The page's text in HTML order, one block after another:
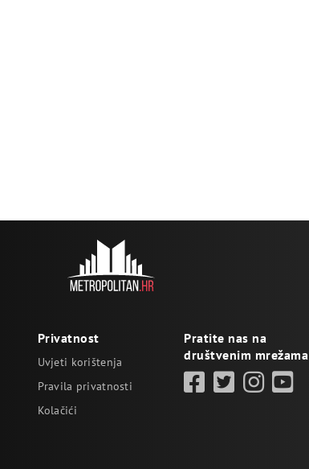
Privatnost
Uvjeti korištenja
Pravila privatnosti
Kolačići
Pratite nas na
društvenim mrežama